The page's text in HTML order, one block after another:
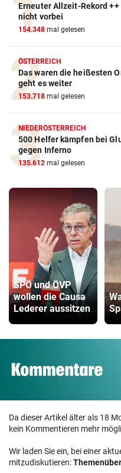
Erneuter Allzeit-Rekord
nicht vorbei
154.348 mal gelesen
ÖSTERREICH
Das waren die heißesten
geht es weiter
153.718 mal gelesen
NIEDERÖSTERREICH
500 Helfer kämpfen bei
gegen Inferno
135.612 mal gelesen
SPÖ und ÖVP
wollen die Causa
Lederer aussitzen
Da dieser Artikel älter als 18
kein Kommentieren mehr
Wir laden Sie ein, bei einer
mitzudiskutieren: